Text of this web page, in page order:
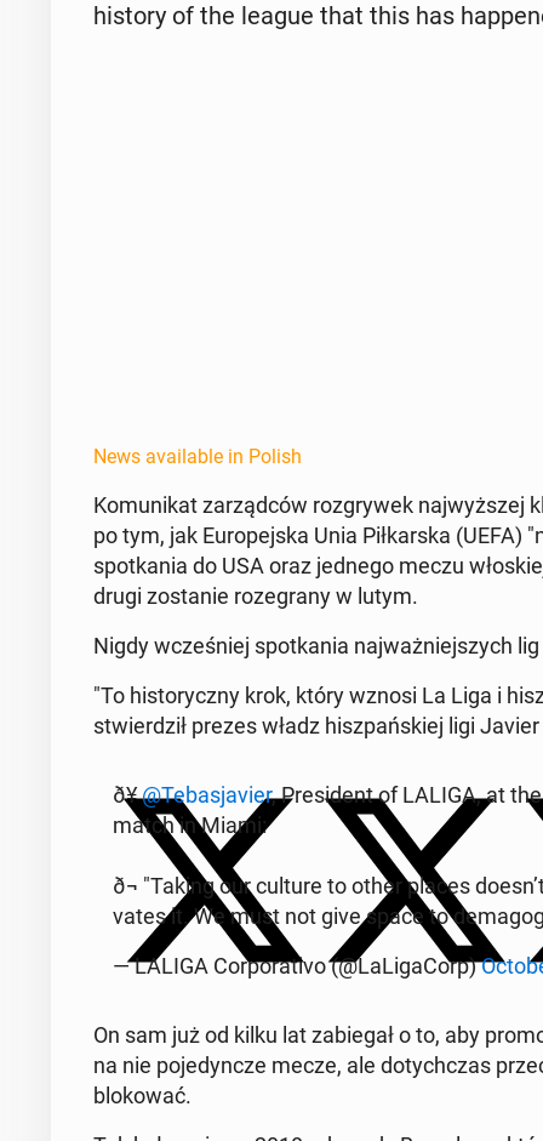
history of the league that this has
News available in Polish
Ko­mu­nikat zarząd­ców roz­gry­wek na­jwyższej
po tym, jak Eu­rope­js­ka Unia Piłkars­ka
spotka­nia do USA oraz jednego meczu
drugi zostanie roze­grany w lutym.
Nigdy wcześniej spotka­nia na­jważniejszych
"To his­to­ryczny krok, który wznosi La Liga i
stwierdz­ił prezes władz hisz­pańskiej ligi
ð¥@Tebas­javier, Pres­i­dent of LALIGA, at
match in Miami:
ð¬ "Taking our culture to other places
vates it. We must not give space to
— LALIGA Cor­po­ra­ti­vo (@LaLi­ga­Corp)
On sam już od kilku lat za­b­ie­gał o to, aby
na nie po­je­dyncze mecze, ale doty­chczas
blokować.